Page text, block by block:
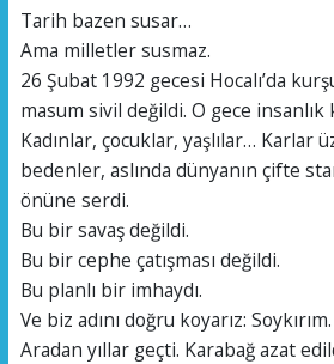
Tarih bazen susar…
Ama milletler susmaz.
26 Şubat 1992 gecesi Hocalı’da
masum sivil değildi. O gece
Kadınlar, çocuklar, yaşlılar… Karlar
bedenler, aslında dünyanın çifte
önüne serdi.
Bu bir savaş değildi.
Bu bir cephe çatışması değildi.
Bu planlı bir imhaydı.
Ve biz adını doğru koyarız: Soykırım.
Aradan yıllar geçti. Karabağ azat